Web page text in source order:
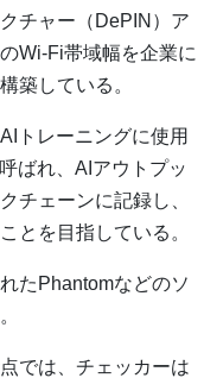
チャー（DePIN）ア
Wi-Fi帯域幅を企業に
築している。
トレーニングに使用
ばれ、AIアウトプッ
チェーンに記録し、
とを目指している。
たPhantomなどのソ
では、チェッカーは